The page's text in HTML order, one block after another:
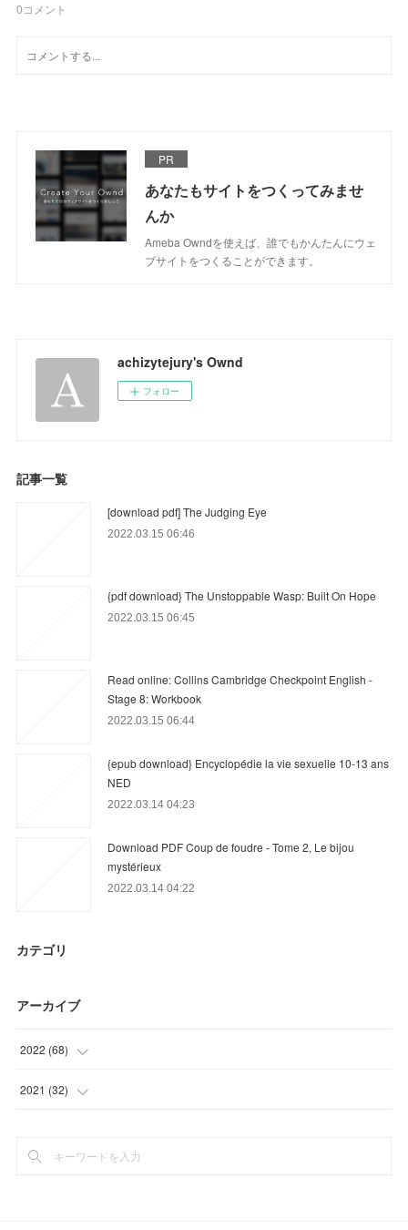
0コメント
PR
あなたもサイトをつくってみませ
んか
Ameba Owndを使えば、誰でもかんたんにウェ
ブサイトをつくることができます。
achizytejury's Ownd
フォロー
記事一覧
[download pdf] The Judging Eye
2022.03.15 06:46
{pdf download} The Unstoppable Wasp: Built On Hope
2022.03.15 06:45
Read online: Collins Cambridge Checkpoint English -
Stage 8: Workbook
2022.03.15 06:44
{epub download} Encyclopédie la vie sexuelle 10-13 ans
NED
2022.03.14 04:23
Download PDF Coup de foudre - Tome 2, Le bijou
mystérieux
2022.03.14 04:22
カテゴリ
アーカイブ
2022 (68)
(19 )
(
2021 (32)